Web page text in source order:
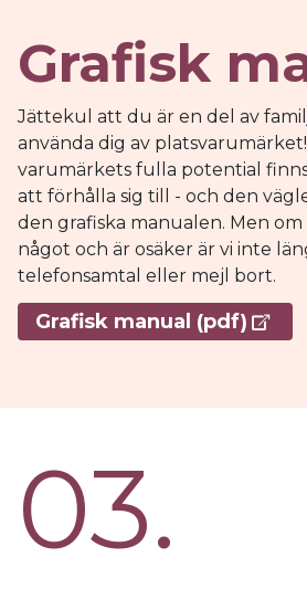
Grafisk
Jättekul att du är en del av
använda dig av
varumärkets fulla potential
att förhålla sig till - och den
den grafiska manualen. Men
något och är osäker är vi inte
telefonsamtal eller mejl bort.
Grafisk manual (pdf)
03.